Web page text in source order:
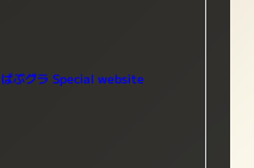
ばぶグラ Special website